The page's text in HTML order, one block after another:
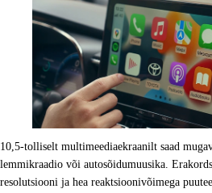
10,5-tolliselt multimeediaekraanilt saad
lemmikraadio või autosõidumuusika.
resolutsiooni ja hea reaktsioonivõimega